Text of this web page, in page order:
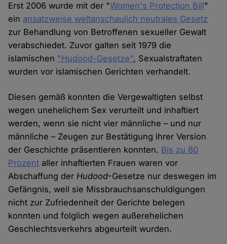
Erst 2006 wurde mit der "Women's Protection Bill"
ein ansatzweise weltanschaulich neutrales Gesetz
zur Behandlung von Betroffenen sexueller Gewalt
verabschiedet. Zuvor galten seit 1979 die
islamischen "Hudood-Gesetze", Sexualstraftaten
wurden vor islamischen Gerichten verhandelt.
Diesen gemäß konnten die Vergewaltigten selbst
wegen unehelichem Sex verurteilt und inhaftiert
werden, wenn sie nicht vier männliche – und nur
männliche – Zeugen zur Bestätigung ihrer Version
der Geschichte präsentieren konnten. Bis zu 80
Prozent aller inhaftierten Frauen waren vor
Abschaffung derHudood-Gesetze nur deswegen im
Gefängnis, weil sie Missbrauchsanschuldigungen
nicht zur Zufriedenheit der Gerichte belegen
konnten und folglich wegen außerehelichen
Geschlechtsverkehrs abgeurteilt wurden.